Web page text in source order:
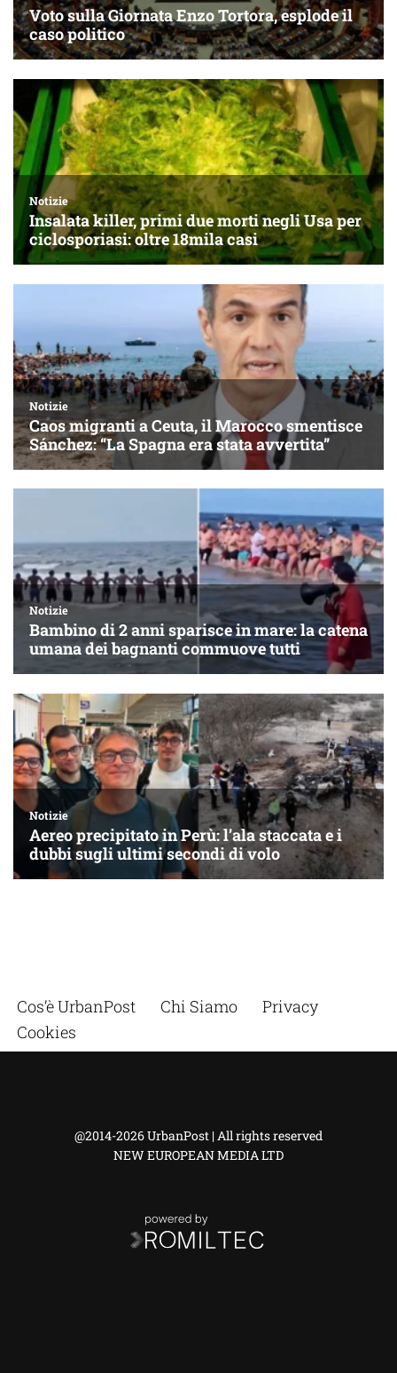
Cos’è UrbanPost Chi Siamo
Privacy
Cookies
@2014-2026 UrbanPost | All rights reserved
NEW EUROPEAN MEDIA LTD